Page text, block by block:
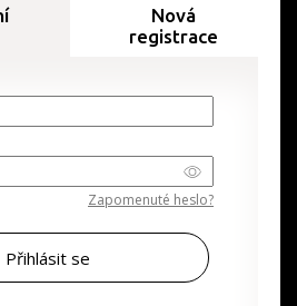
Nová
registrace
Zapomenuté heslo?